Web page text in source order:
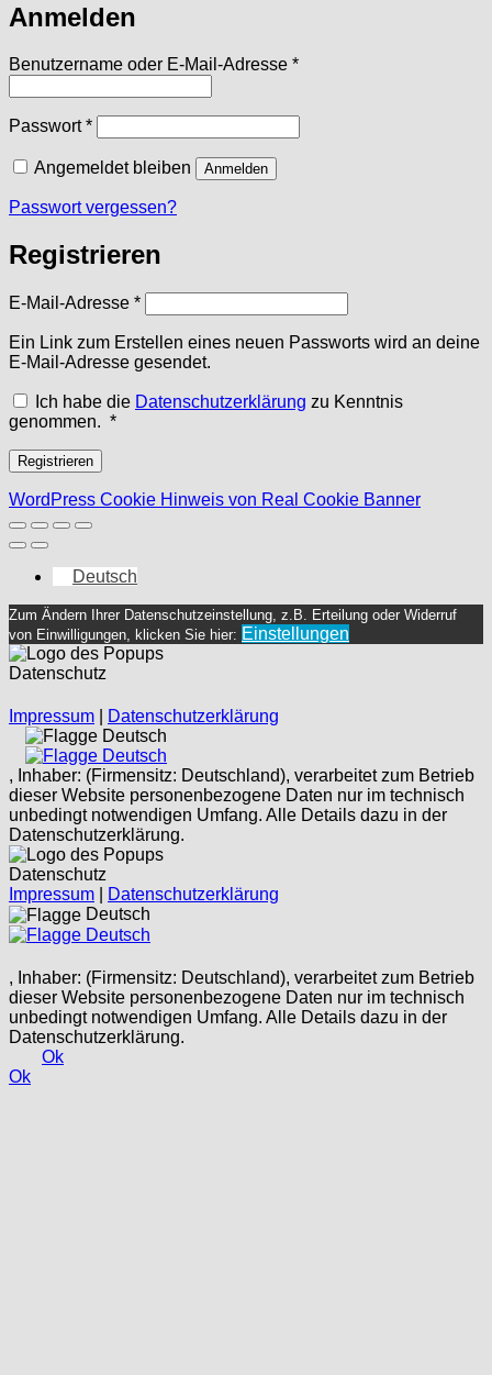
Anmelden
Benutzername oder E-Mail-Adresse *Erforderlich
Passwort*Erforderlich
Angemeldet bleiben Anmelden
Passwort vergessen?
Registrieren
E-Mail-Adresse *Erforderlich
Ein Link zum Erstellen eines neuen Passworts wird an deine
E-Mail-Adresse gesendet.
Ich habe die Datenschutzerklärung zu Kenntnis
genommen. *Erforderlich
Registrieren
WordPress Cookie Hinweis von Real Cookie Banner
Deutsch
Zum Ändern Ihrer Datenschutzeinstellung, z.B. Erteilung oder Widerruf
von Einwilligungen, klicken Sie hier: Einstellungen
Datenschutz
Impressum
Datenschutzerklärung
Deutsch
Deutsch
, Inhaber: (Firmensitz: Deutschland), verarbeitet zum Betrieb
dieser Website personenbezogene Daten nur im technisch
unbedingt notwendigen Umfang. Alle Details dazu in der
Datenschutzerklärung.
Datenschutz
Impressum
Datenschutzerklärung
Deutsch
Deutsch
, Inhaber: (Firmensitz: Deutschland), verarbeitet zum Betrieb
dieser Website personenbezogene Daten nur im technisch
unbedingt notwendigen Umfang. Alle Details dazu in der
Datenschutzerklärung.
Ok
Ok